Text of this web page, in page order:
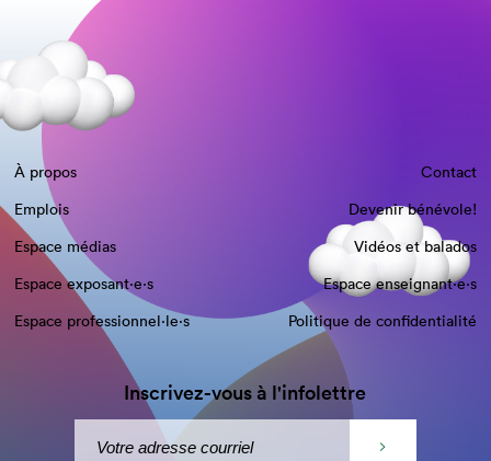
À propos
Contact
Emplois
Devenir bénévole!
Espace médias
Vidéos et balados
Espace exposant·e⋅s
Espace enseignant·e⋅s
Espace professionnel·le⋅s
Politique de confidentialité
Inscrivez-vous à l'infolettre